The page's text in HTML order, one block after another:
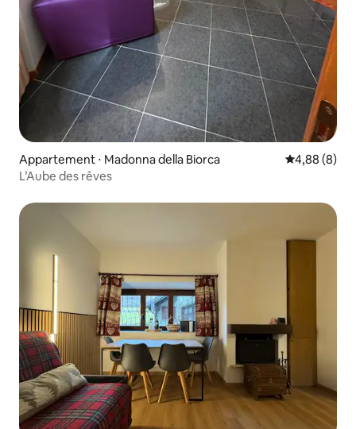
Appartement ⋅ Madonna della Biorca Évaluation
4,88 (8)
L’Aube des rêves